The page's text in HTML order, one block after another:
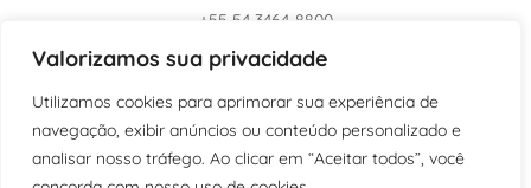
Valorizamos sua privacidade
Utilizamos cookies para aprimorar sua experiência de
navegação, exibir anúncios ou conteúdo personalizado e
analisar nosso tráfego. Ao clicar em “Aceitar todos”, você
+55 54 3464-8800
+55 54 99102-8242